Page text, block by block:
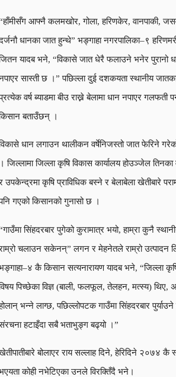
आफ्नै कलमखोर, गोला, हरिणकेर, वानपाकी,
धानका जात हुन्थे” भङ्गाहा नगरपालिका–९
यादब भने, “विकासे जात धेरै फलाउने भनेर पुरानो
सास्ती छ ।” पछिल्ला दुई दशकयता स्थानीय
वर्ष ब्याडमा बीउ राख्ने बेलामा धान नपाएर गलफती
बताउँछन् ।
धान लगाउन थालीकन वर्षेनिजस्तो जात फेरिने
जिल्लामा जिल्ला कृषि विकास कार्यालय होउञ्जेल
उपकेन्द्रमा कृषि प्राविधिक बस्ने र बेलाबेला खेतीबारे
गएको किसानको गुनासो छ ।
सिंहदरबार पुगेको कुरामात्र भयो, हाम्रा कुनै
चलाउन सकेनन्” लगन र मेहनेतले राम्रो उत्पादन
कै किसान सत्यनारायण यादब भने, “जिल्ला
पिच्छेका विज्ञ (बाली, फलफूल, तेलहन, मत्स्य) थिए,
भन्ने लाग्छ, पछिल्लोपटक गाउँमा सिंहदरबार
हटाइँदा सबै भताभुङ्ग बढ्यो ।”
बोलाएर राय सल्लाह दिने, हेरिदिने २०७४ कै
कोही नभेटिएका उनले विरक्तिँदै भने।